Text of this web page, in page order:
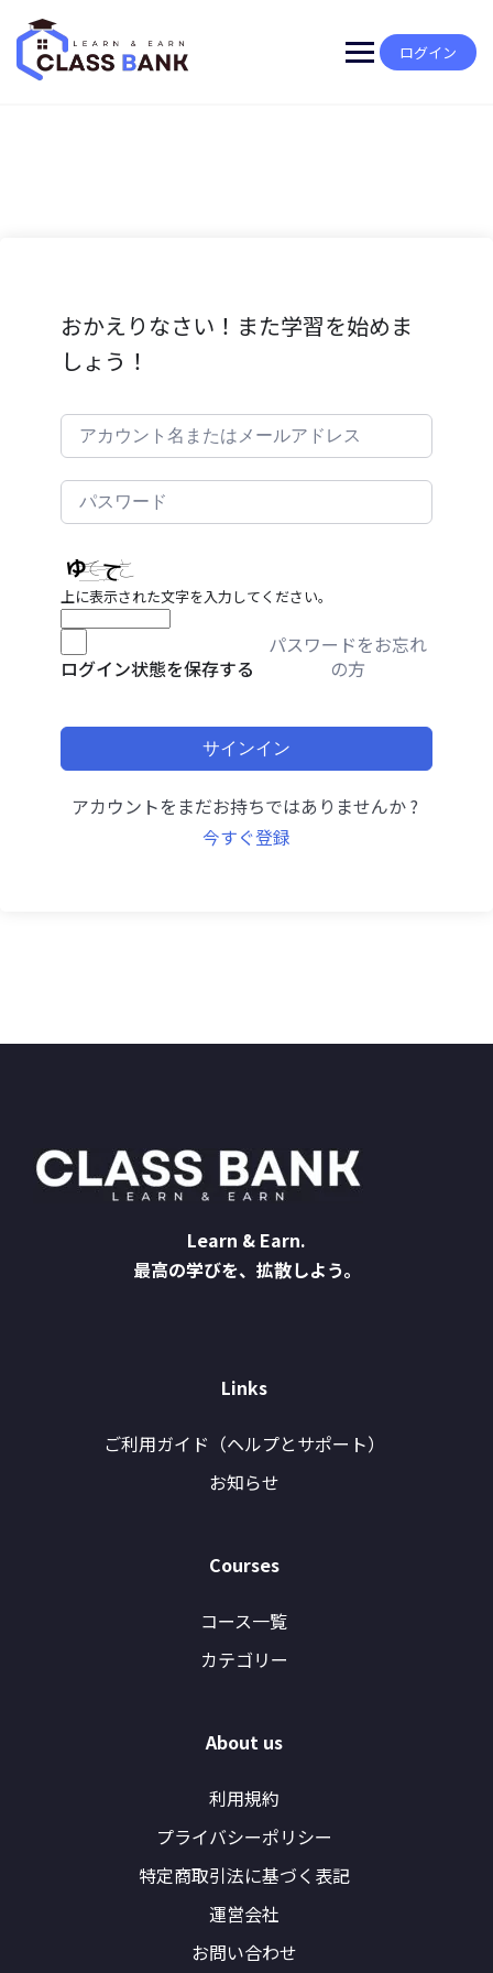
content
ログイン
おかえりなさい！また学習を始めま
しょう！
上に表示された文字を入力してください。
ログイン状態を保存する
パスワードをお忘れ
の方
サインイン
アカウントをまだお持ちではありませんか ?
今すぐ登録
Learn & Earn.
最高の学びを、拡散しよう。
Links
ご利用ガイド（ヘルプとサポート）
お知らせ
Courses
コース一覧
カテゴリー
About us
利用規約
プライバシーポリシー
特定商取引法に基づく表記
運営会社
お問い合わせ